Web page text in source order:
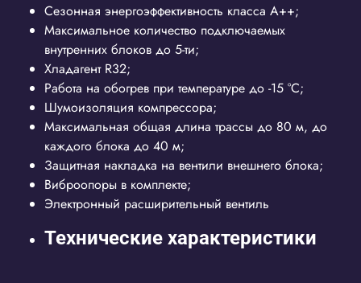
Сезонная энергоэффективность класса А++;
Максимальное количество подключаемых
внутренних блоков до 5-ти;
Хладагент R32;
Работа на обогрев при температуре до -15 °С;
Шумоизоляция компрессора;
Максимальная общая длина трассы до 80 м, до
каждого блока до 40 м;
Защитная накладка на вентили внешнего блока;
Виброопоры в комплекте;
Электронный расширительный вентиль
Технические характеристики